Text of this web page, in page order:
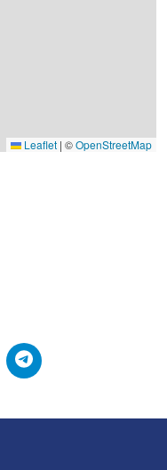
Leaflet | ©OpenStreetMap